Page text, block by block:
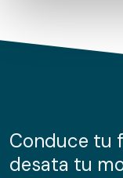
de cookies.
información sobre
nuestros partners
Conduce tu
desata tu